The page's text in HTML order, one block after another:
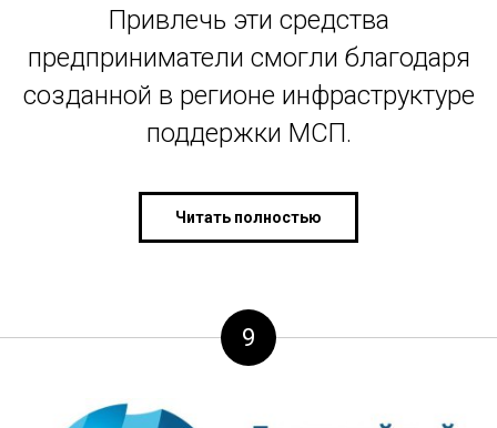
Привлечь эти средства
предприниматели смогли благодаря
созданной в регионе инфраструктуре
поддержки МСП.
Читать полностью
9